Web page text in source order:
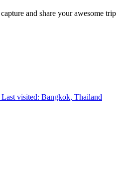
Last visited: Bangkok, Thailand